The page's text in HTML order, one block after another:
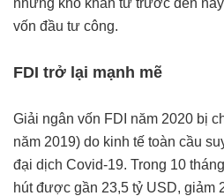
những khó khăn từ trước đến
vốn đầu tư công.
FDI trở lại mạnh mẽ
Giải ngân vốn FDI năm 2020 bị
năm 2019) do kinh tế toàn cầu
đại dịch Covid-19. Trong 10
hút được gần 23,5 tỷ USD, giảm